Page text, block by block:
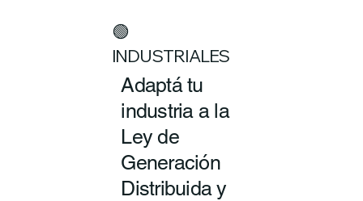
🟢
INDUSTRIALES
Adaptá tu
industria a la
Ley de
Generación
Distribuida y